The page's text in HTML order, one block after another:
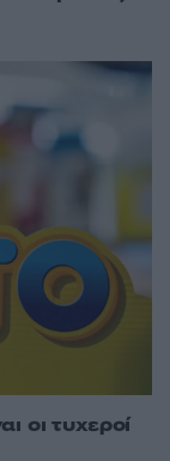
οι τυχεροί